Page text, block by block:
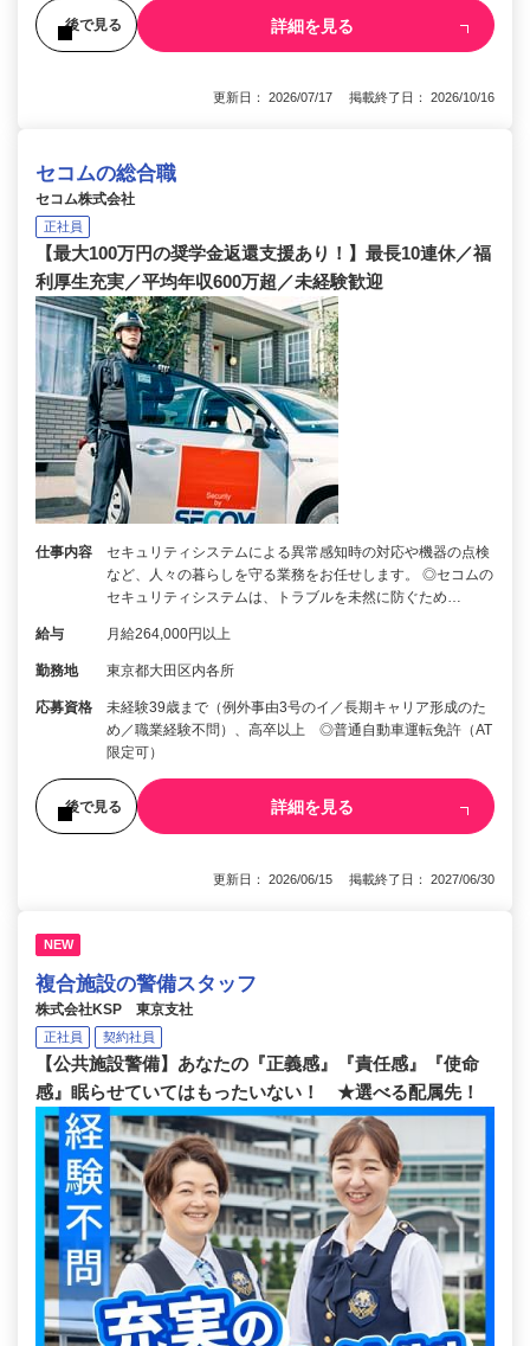
後で見る 詳細を見る
更新日： 2026/07/17 掲載終了日： 2026/10/16
セコムの総合職
セコム株式会社
正社員
【最大100万円の奨学金返還支援あり！】最長10連休／福
利厚生充実／平均年収600万超／未経験歓迎
仕事内容
セキュリティシステムによる異常感知時の対応や機器の点検
など、人々の暮らしを守る業務をお任せします。 ◎セコムの
セキュリティシステムは、トラブルを未然に防ぐため…
給与 月給264,000円以上
勤務地 東京都大田区内各所
応募資格
未経験39歳まで（例外事由3号のイ／長期キャリア形成のた
め／職業経験不問）、高卒以上 ◎普通自動車運転免許（AT
限定可）
後で見る 詳細を見る
更新日： 2026/06/15 掲載終了日： 2027/06/30
NEW
複合施設の警備スタッフ
株式会社KSP 東京支社
正社員 契約社員
【公共施設警備】あなたの『正義感』『責任感』『使命
感』眠らせていてはもったいない！ ★選べる配属先！